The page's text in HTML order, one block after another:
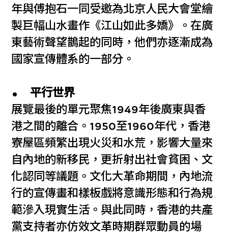
年與傅抱石一同受邀為北京人民大會堂繪
製巨幅山水畫作《江山如此多嬌》。在廣
東藝術聲望鵲起的同時，他們亦逐漸成為
國家宣傳體系的一部分。
平行世界
展覽最後的單元聚焦1949年後廣東與香
港之間的離合。1950至1960年代，香港
寮屋區頻繁出現火災和水荒，影響大量來
自內地的新移民，更折射出社會貧困、文
化認同等議題。文化大革命期間，內地流
行的宣傳畫和樣板戲將意識形態和行為規
範滲入現實生活。與此同時，香港的共產
黨支持者亦仿效文革時期群眾動員的場